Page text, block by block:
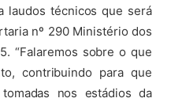
laudos técnicos que será
nº 290 Ministério dos
“Falaremos sobre o que
contribuindo para que
nos estádios da